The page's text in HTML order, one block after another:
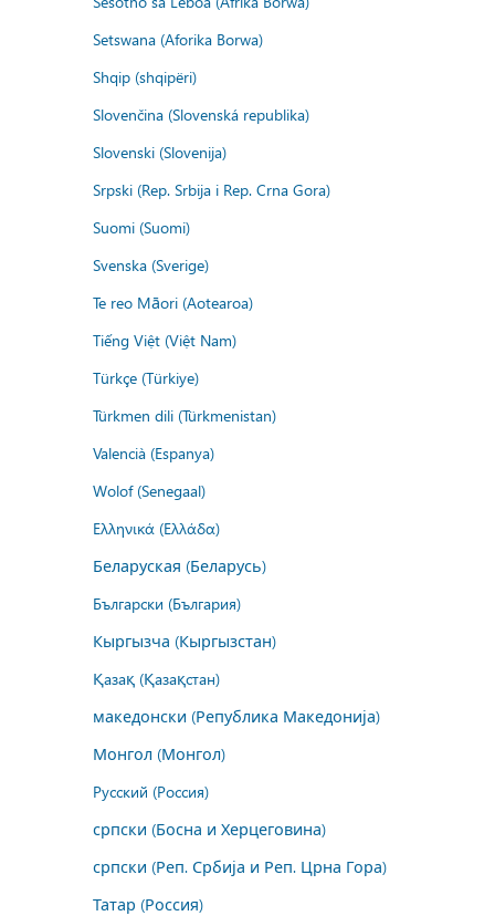
Setswana (Aforika Borwa)
Shqip (shqipëri)
Slovenčina (Slovenská republika)
Slovenski (Slovenija)
Srpski (Rep. Srbija i Rep. Crna Gora)
Suomi (Suomi)
Svenska (Sverige)
Te reo Māori (Aotearoa)
Tiếng Việt (Việt Nam)
Türkçe (Türkiye)
Türkmen dili (Türkmenistan)
Valencià (Espanya)
Wolof (Senegaal)
Ελληνικά (Ελλάδα)
Беларуская (Беларусь)
Български (България)
Кыргызча (Кыргызстан)
Қазақ (Қазақстан)
македонски (Република Македонија)
Монгол (Монгол)
Русский (Россия)
српски (Босна и Херцеговина)
српски (Реп. Србија и Реп. Црна Гора)
Татар (Россия)